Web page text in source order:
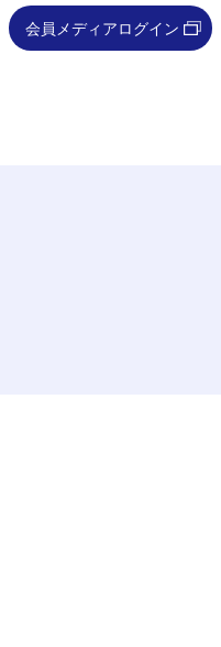
会員メディアログイン